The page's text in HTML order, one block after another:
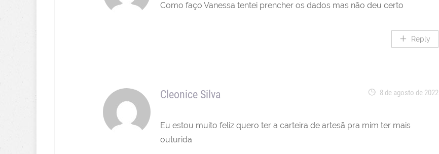
Como faço Vanessa tentei prencher os dados mas não deu certo
Reply
Cleonice Silva 8 de agosto de 2022
Eu estou muito feliz quero ter a carteira de artesã pra mim ter mais
outurida